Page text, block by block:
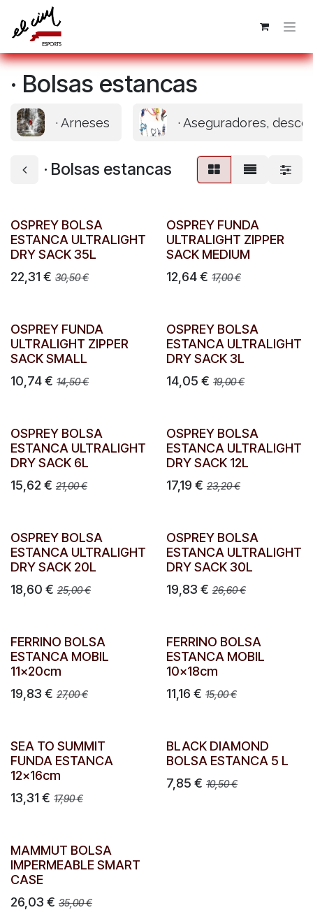
Ir al contenido
· Bolsas estancas
· Arneses · Aseguradores,
· Bolsas estancas
OSPREY BOLSA
ESTANCA ULTRALIGHT
DRY SACK 35L
22,31 € 30,50€
OSPREY FUNDA
ULTRALIGHT ZIPPER
SACK MEDIUM
12,64€ 17,00€
OSPREY FUNDA
ULTRALIGHT ZIPPER
SACK SMALL
10,74€ 14,50€
OSPREY BOLSA
ESTANCA ULTRALIGHT
DRY SACK 3L
14,05 € 19,00€
OSPREY BOLSA
ESTANCA ULTRALIGHT
DRY SACK 6L
15,62 € 21,00€
OSPREY BOLSA
ESTANCA ULTRALIGHT
DRY SACK 12L
17,19 € 23,20€
OSPREY BOLSA
ESTANCA ULTRALIGHT
DRY SACK 20L
18,60 € 25,00€
OSPREY BOLSA
ESTANCA ULTRALIGHT
DRY SACK 30L
19,83 € 26,60€
FERRINO BOLSA
ESTANCA MOBIL
11x20cm
19,83 € 27,00€
FERRINO BOLSA
ESTANCA MOBIL
10x18cm
11,16 € 15,00€
SEA TO SUMMIT
FUNDA ESTANCA
12x16cm
13,31 € 17,90€
BLACK DIAMOND
BOLSA ESTANCA 5 L
7,85 € 10,50€
MAMMUT BOLSA
IMPERMEABLE SMART
CASE
26,03 € 35,00€